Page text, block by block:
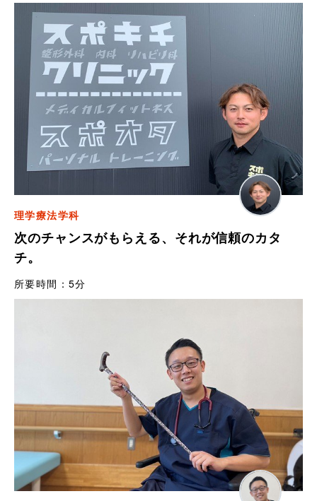
理学療法学科
次のチャンスがもらえる、それが信頼のカタ
チ。
所要時間： 5分